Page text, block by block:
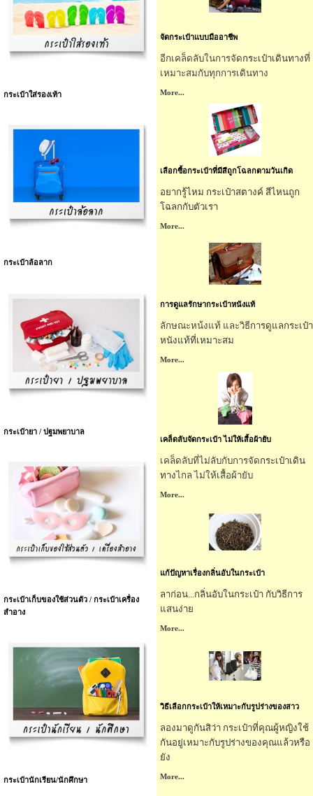
กระเป๋าใส่รองเท้า
กระเป๋าล้อลาก
กระเป๋ายา / ปฐมพยาบาล
กระเป๋าเก็บของใช้ส่วนตัว / กระเป๋าเครื่อง
สำอาง
กระเป๋านักเรียน/นักศึกษา
จัดกระเป๋าแบบมืออาชีพ
อีกเคล็ดลับในการจัดกระเป๋าเดินทางที่
เหมาะสมกับทุกการเดินทาง
More...
เลือกซื้อกระเป๋าที่มีสีถูกโฉลกตามวันเกิด
อยากรู้ไหม กระเป๋าสตางค์ สีไหนถูก
โฉลกกับตัวเรา
More...
การดูแลรักษากระเป๋าหนังแท้
ลักษณะหน้งแท้ และวิธีการดูแลกระเป๋า
หนังแท้ที่เหมาะสม
More...
เคล็ดลับจัดกระเป๋า ไม่ให้เสื้อผ้ายับ
เคล็ดลับที่ไม่ลับกับการจัดกระเป๋าเดิน
ทางไกล ไม่ให้เสื้อผ้ายับ
More...
แก้ปัญหาเรื่องกลิ่นอับในกระเป๋า
ลาก่อน...กลิ่นอับในกระเป๋า กับวิธีการ
แสนง่าย
More...
วิธีเลือกกระเป๋าให้เหมาะกับรูปร่างของสาว
ลองมาดูกันสิว่า กระเป๋าที่คุณผู้หญิงใช้
กันอยู่เหมาะกับรูปร่างของคุณแล้วหรือ
ยัง
More...